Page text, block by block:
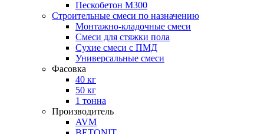
Пескобетон М300
Строительные смеси по назначению
Монтажно-кладочные смеси
Смеси для стяжки пола
Сухие смеси с ПМД
Универсальные смеси
Фасовка
40 кг
50 кг
1 тонна
Производитель
AVM